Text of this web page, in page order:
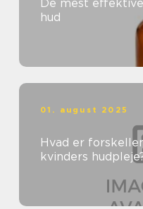
De mest
hud
01. august 2025
Hvad er
kvinders